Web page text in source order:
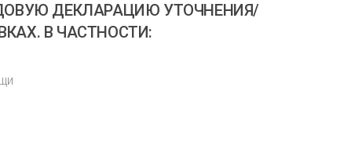
ДЕКЛАРАЦИЮ УТОЧНЕНИЯ/
В ЧАСТНОСТИ: